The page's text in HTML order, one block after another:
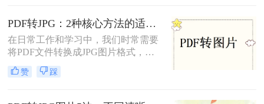
PDF转JPG：2种核心方法的适用场景和操作差异！
在日常工作和学习中，我们时常需要
将PDF文件转换成JPG图片格式，以
便于在多种设备和平台上进行浏览、
编辑和分享。那么怎么把pdf转换成
JPG的方法。
赞 踩